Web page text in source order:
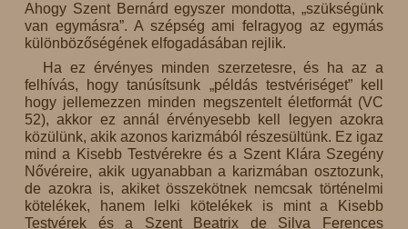
Ahogy Szent Bernárd egyszer mondotta, „szükségünk
van egymásra”. A szépség ami felragyog az egymás
különbözőségének elfogadásában rejlik.
Ha ez érvényes minden szerzetesre, és ha az a
felhívás, hogy tanúsítsunk „példás testvériséget” kell
hogy jellemezzen minden megszentelt életformát (VC
52), akkor ez annál érvényesebb kell legyen azokra
közülünk, akik azonos karizmából részesültünk. Ez igaz
mind a Kisebb Testvérekre és a Szent Klára Szegény
Nővéreire, akik ugyanabban a karizmában osztozunk,
de azokra is, akiket összekötnek nemcsak történelmi
kötelékek, hanem lelki kötelékek is mint a Kisebb
Testvérek és a Szent Beatrix de Silva Ferences